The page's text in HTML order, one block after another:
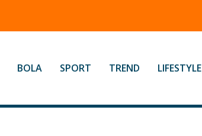
BOLA SPORT TREND LIFESTYLE